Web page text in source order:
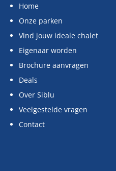
Home
Onze parken
Vind jouw ideale chalet
Eigenaar worden
Brochure aanvragen
Deals
Over Siblu
Veelgestelde vragen
Contact